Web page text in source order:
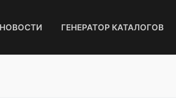
НОВОСТИ ГЕНЕРАТОР КАТАЛОГОВ